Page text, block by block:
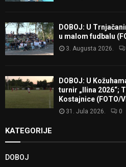
DOBOJ: U
u malom fudbalu
3. Augusta 2026.
DOBOJ: U
turnir „Ilina 2026“;
Kostajnice (FOTO/
31. Jula 2026. 0
KATEGORIJE
DOBOJ